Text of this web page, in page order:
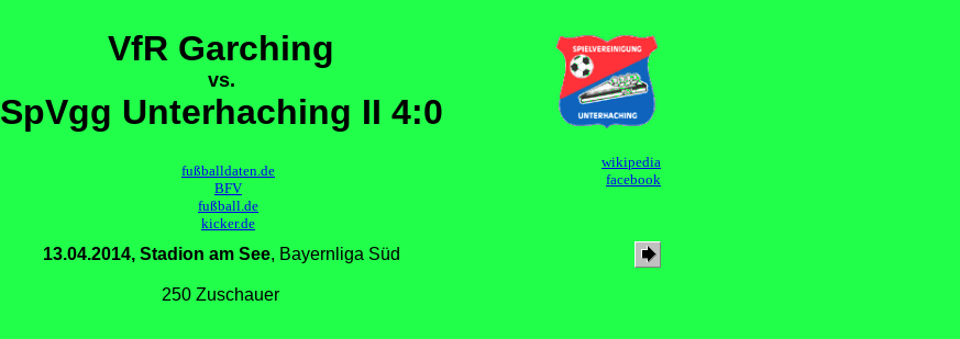
VfR Garching
vs.
SpVgg Unterhaching II 4:0
fußballdaten.de
BFV
fußball.de
kicker.de
wikipedia
facebook
13.04.2014, Stadion am See, Bayernliga Süd
250 Zuschauer